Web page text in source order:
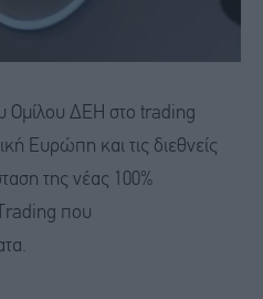
Ομίλου ΔΕΗ στο trading
Ευρώπη και τις διεθνείς
της νέας 100%
Trading που